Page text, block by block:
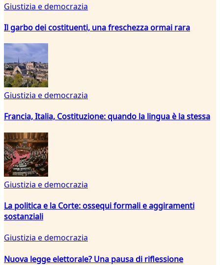
Giustizia e democrazia
Il garbo dei costituenti, una freschezza ormai rara
Giustizia e democrazia
Francia, Italia, Costituzione: quando la lingua è la stessa
Giustizia e democrazia
La politica e la Corte: ossequi formali e aggiramenti
sostanziali
Giustizia e democrazia
Nuova legge elettorale? Una pausa di riflessione